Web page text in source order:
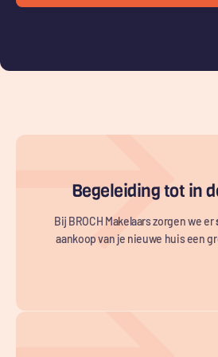
Begeleiding tot in
Bij BROCH Makelaars zorgen we er
aankoop van je nieuwe huis een